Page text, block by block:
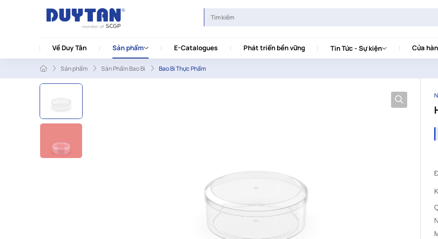
Về Duy Tân Sản phẩm E-Catalogues Phát triển bền vững Tin Tức - Sự kiện Cửa
Sản phẩm Sản Phẩm Bao Bì Bao Bì Thực Phẩm